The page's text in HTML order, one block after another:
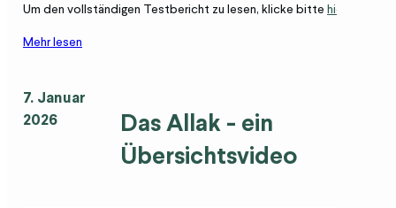
Um den vollständigen Testbericht zu lesen, klicke bitte hier
Mehr lesen
7. Januar
2026
DasAllak- ein
Übersichtsvideo